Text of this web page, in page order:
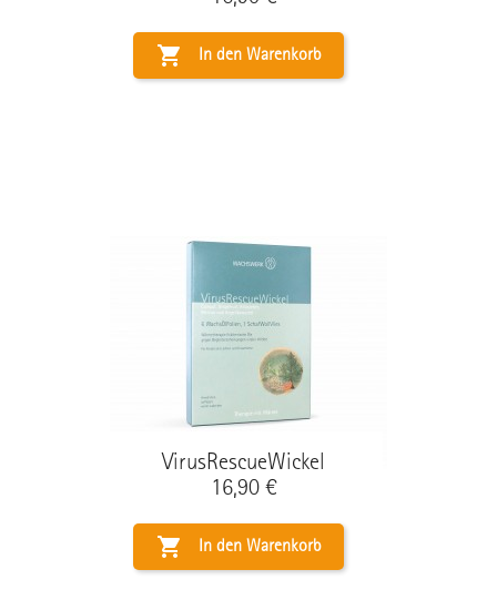
 In den Warenkorb
VirusRescueWickel
Preis
16,90 €
 In den Warenkorb